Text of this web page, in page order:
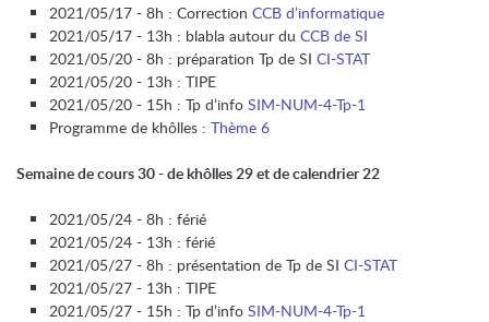
2021/05/17 - 8h : Correction CCB d’informatique
2021/05/17 - 13h : blabla autour du CCB de SI
2021/05/20 - 8h : préparation Tp de SI CI-STAT
2021/05/20 - 13h : TIPE
2021/05/20 - 15h : Tp d’info SIM-NUM-4-Tp-1
Programme de khôlles : Thème 6
Semaine de cours 30 - de khôlles 29 et de calendrier 22
2021/05/24 - 8h : férié
2021/05/24 - 13h : férié
2021/05/27 - 8h : présentation de Tp de SI CI-STAT
2021/05/27 - 13h : TIPE
2021/05/27 - 15h : Tp d’info SIM-NUM-4-Tp-1